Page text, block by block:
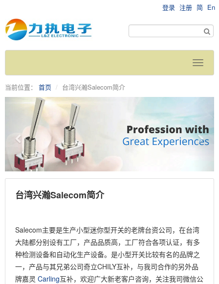
登录 注册 简 En
当前位置： 首页 台湾兴瀚Salecom简介
台湾兴瀚Salecom简介
Salecom主要是生产小型迷你型开关的老牌台资公司，在台湾
大陆都分别设有工厂，产品品质高，工厂符合各项认证，有多
种检测设备和自动化生产设备。是小型开关比较有名的品牌之
一，产品与其兄弟公司奇立CHILY互补，与我司合作的另外品
牌嘉灵 Carling互补，欢迎广大新老客户咨询，关注我司微信公